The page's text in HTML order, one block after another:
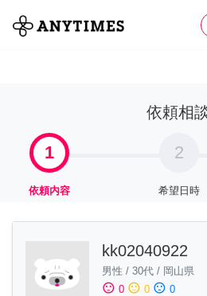
全て
依頼相
1
依頼内容
2
希望日時
kk02040922
男性 / 30代 / 岡山県
sentiment_satisfied 0 sentiment_neutral 0 sentiment_dissatisfied 0